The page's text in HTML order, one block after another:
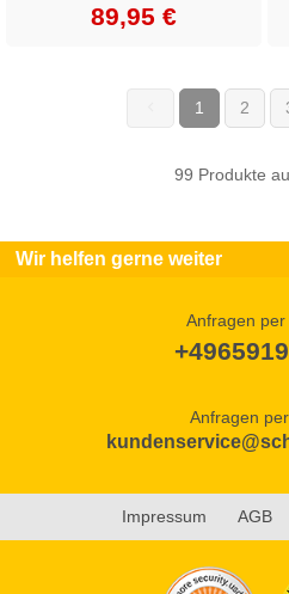
89,95 €
1 (current)
2
99 Produkte
Wir helfen gerne weiter
Anfragen per
Anfragen
Impressum AGB